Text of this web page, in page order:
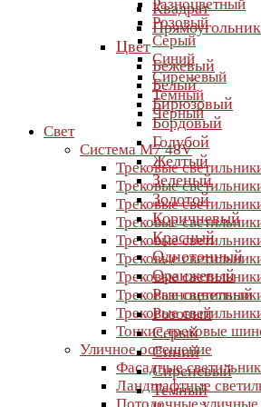
Разноцветный
Розовый
Серый
Синий
Сиреневый
Темный
Черный
Свет
Система M7 48V
Трековые
Трековые
Трековые
Трековые
Трековые
Трековые
Трековые
Трековые
Трековые
Тонкие трековые
Уличное освещение
Фасадные
Ландшафтные
Квадрат
Прямоугольник
Цвет
Бежевый
Белый
Бирюзовый
Бордовый
Голубой
Желтый
Зеленый
Золотой
Коричневый
Красный
Однотонный
Оранжевый
Разноцветный
Розовый
Серый
Синий
Сиреневый
Темный